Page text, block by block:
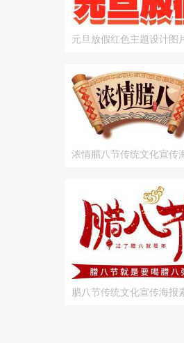
元旦放假红色主题设计图
浓情腊八节传统文化宣传
腊八节传统文化宣传海报